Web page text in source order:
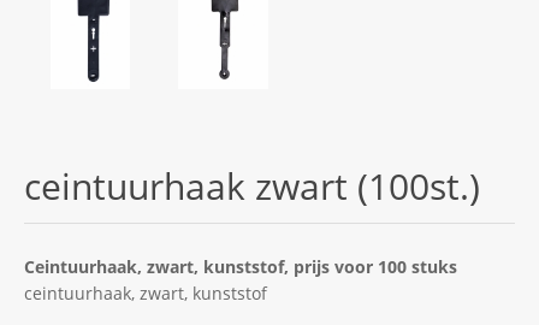
ceintuurhaak zwart (100st.)
Ceintuurhaak, zwart, kunststof, prijs voor 100 stuks
ceintuurhaak, zwart, kunststof